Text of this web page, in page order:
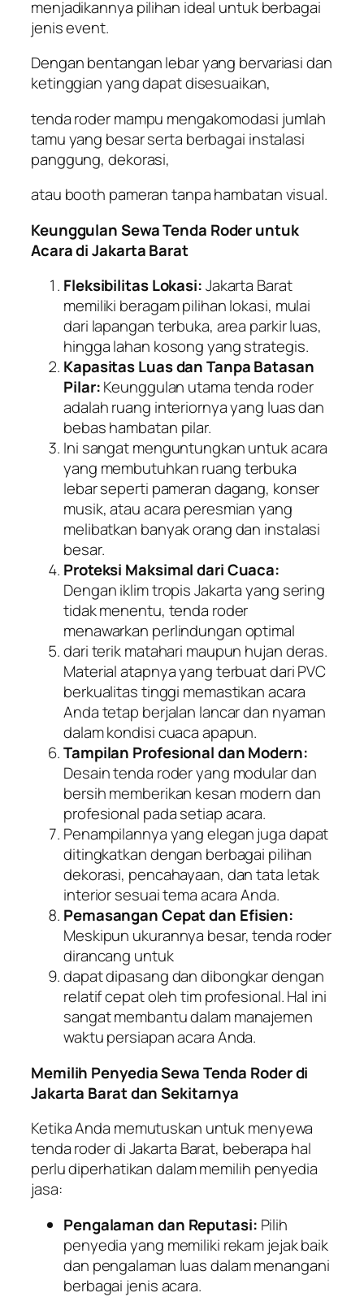
menjadikannya pilihan ideal untuk berbagai
jenis event.
Dengan bentangan lebar yang bervariasi dan
ketinggian yang dapat disesuaikan,
tenda roder mampu mengakomodasi jumlah
tamu yang besar serta berbagai instalasi
panggung, dekorasi,
atau booth pameran tanpa hambatan visual.
Keunggulan Sewa Tenda Roder untuk
Acara di Jakarta Barat
Fleksibilitas Lokasi:Jakarta Barat
memiliki beragam pilihan lokasi, mulai
dari lapangan terbuka, area parkir luas,
hingga lahan kosong yang strategis.
Kapasitas Luas dan Tanpa Batasan
Pilar:Keunggulan utama tenda roder
adalah ruang interiornya yang luas dan
bebas hambatan pilar.
Ini sangat menguntungkan untuk acara
yang membutuhkan ruang terbuka
lebar seperti pameran dagang, konser
musik, atau acara peresmian yang
melibatkan banyak orang dan instalasi
besar.
Proteksi Maksimal dari Cuaca:
Dengan iklim tropis Jakarta yang sering
tidak menentu, tenda roder
menawarkan perlindungan optimal
dari terik matahari maupun hujan deras.
Material atapnya yang terbuat dari PVC
berkualitas tinggi memastikan acara
Anda tetap berjalan lancar dan nyaman
dalam kondisi cuaca apapun.
Tampilan Profesional dan Modern:
Desain tenda roder yang modular dan
bersih memberikan kesan modern dan
profesional pada setiap acara.
Penampilannya yang elegan juga dapat
ditingkatkan dengan berbagai pilihan
dekorasi, pencahayaan, dan tata letak
interior sesuai tema acara Anda.
Pemasangan Cepat dan Efisien:
Meskipun ukurannya besar, tenda roder
dirancang untuk
dapat dipasang dan dibongkar dengan
relatif cepat oleh tim profesional. Hal ini
sangat membantu dalam manajemen
waktu persiapan acara Anda.
Memilih Penyedia Sewa Tenda Roder di
Jakarta Barat dan Sekitarnya
Ketika Anda memutuskan untuk menyewa
tenda roder di Jakarta Barat, beberapa hal
perlu diperhatikan dalam memilih penyedia
jasa:
Pengalaman dan Reputasi: Pilih
penyedia yang memiliki rekam jejak baik
dan pengalaman luas dalam menangani
berbagai jenis acara.